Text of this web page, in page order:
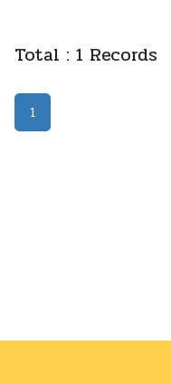
Total : 1 Records
1